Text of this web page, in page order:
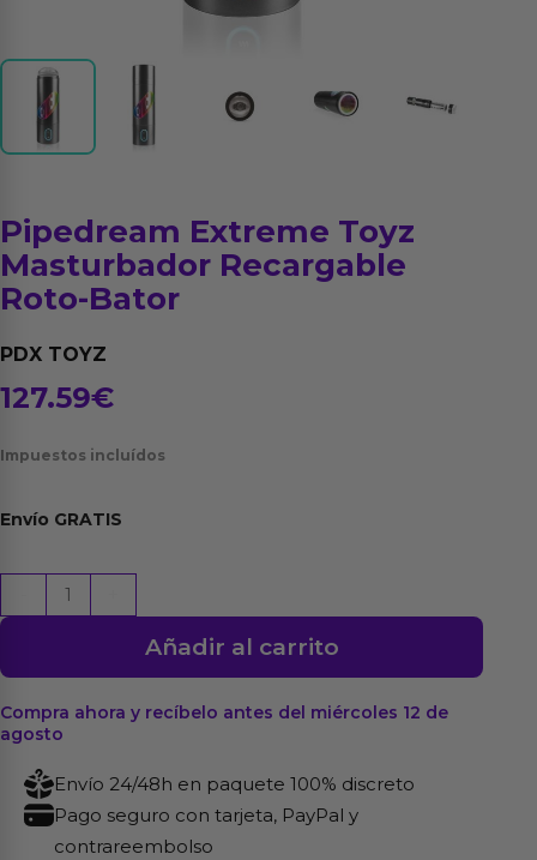
Pipedream Extreme Toyz
Masturbador Recargable
Roto-Bator
PDX TOYZ
127.59€
Impuestos incluídos
Envío GRATIS
Pipedream
Extreme
Masturbador
Recargable
Roto-
Bator
cantidad
Añadir al carrito
Compra ahora y recíbelo antes del miércoles 12 de
agosto
Envío 24/48h en paquete 100% discreto
Pago seguro con tarjeta, PayPal y
contrareembolso